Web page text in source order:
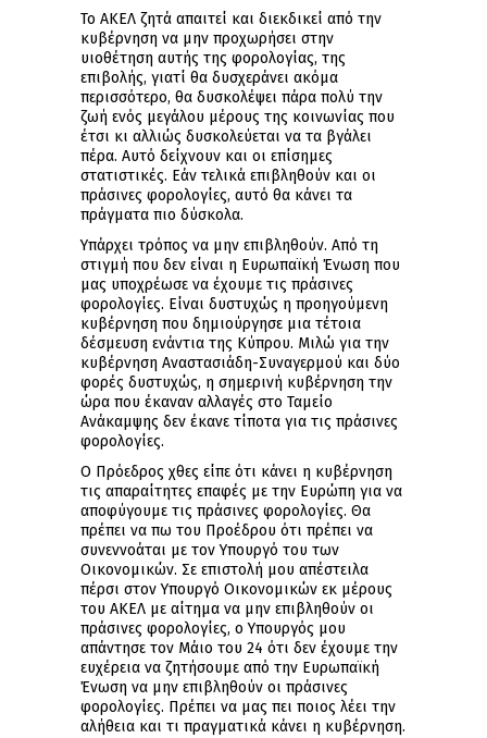
Το ΑΚΕΛ ζητά απαιτεί και διεκδικεί από την
κυβέρνηση να μην προχωρήσει στην
υιοθέτηση αυτής της φορολογίας, της
επιβολής, γιατί θα δυσχεράνει ακόμα
περισσότερο, θα δυσκολέψει πάρα πολύ την
ζωή ενός μεγάλου μέρους της κοινωνίας που
έτσι κι αλλιώς δυσκολεύεται να τα βγάλει
πέρα. Αυτό δείχνουν και οι επίσημες
στατιστικές. Εάν τελικά επιβληθούν και οι
πράσινες φορολογίες, αυτό θα κάνει τα
πράγματα πιο δύσκολα.
Υπάρχει τρόπος να μην επιβληθούν. Από τη
στιγμή που δεν είναι η Ευρωπαϊκή Ένωση που
μας υποχρέωσε να έχουμε τις πράσινες
φορολογίες. Είναι δυστυχώς η προηγούμενη
κυβέρνηση που δημιούργησε μια τέτοια
δέσμευση ενάντια της Κύπρου. Μιλώ για την
κυβέρνηση Αναστασιάδη-Συναγερμού και δύο
φορές δυστυχώς, η σημερινή κυβέρνηση την
ώρα που έκαναν αλλαγές στο Ταμείο
Ανάκαμψης δεν έκανε τίποτα για τις πράσινες
φορολογίες.
Ο Πρόεδρος χθες είπε ότι κάνει η κυβέρνηση
τις απαραίτητες επαφές με την Ευρώπη για να
αποφύγουμε τις πράσινες φορολογίες. Θα
πρέπει να πω του Προέδρου ότι πρέπει να
συνεννοάται με τον Υπουργό του των
Οικονομικών. Σε επιστολή μου απέστειλα
πέρσι στον Υπουργό Οικονομικών εκ μέρους
του ΑΚΕΛ με αίτημα να μην επιβληθούν οι
πράσινες φορολογίες, ο Υπουργός μου
απάντησε τον Μάιο του 24 ότι δεν έχουμε την
ευχέρεια να ζητήσουμε από την Ευρωπαϊκή
Ένωση να μην επιβληθούν οι πράσινες
φορολογίες. Πρέπει να μας πει ποιος λέει την
αλήθεια και τι πραγματικά κάνει η κυβέρνηση.